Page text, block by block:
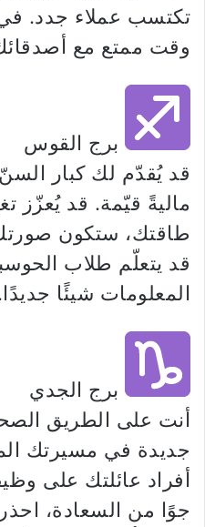
تكتسب عملاء جدد.
وقت ممتع مع
برج القوس
قد يُقدّم لك كبار
ماليةً قيّمة. قد يُعزّز
طاقتك، ستكون صورتك
قد يتعلّم طلاب
المعلومات شيئًا
برج الجدي
أنت على الطريق
جديدة في مسيرتك
أفراد عائلتك على
جوًا من السعادة،